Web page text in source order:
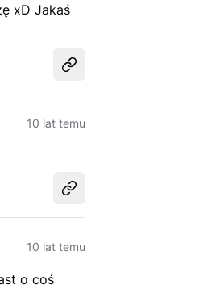
xD Jakaś
Udostępnij
10 lat temu
Udostępnij
10 lat temu
o coś